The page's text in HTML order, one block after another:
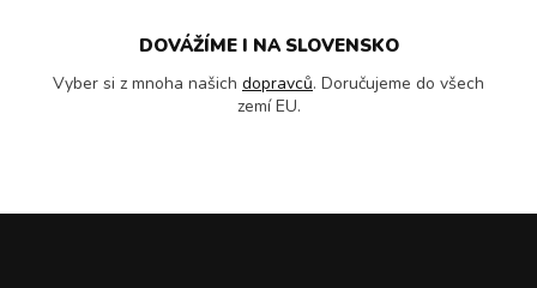
DOVÁŽÍME I NA SLOVENSKO
Vyber si z mnoha našich dopravců. Doručujeme do všech
zemí EU.